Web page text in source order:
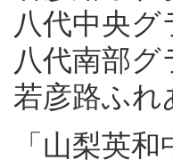
八代中央グ
八代南部グ
若彦路ふれ
「山梨英